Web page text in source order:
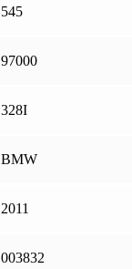
545
97000
328I
BMW
2011
003832